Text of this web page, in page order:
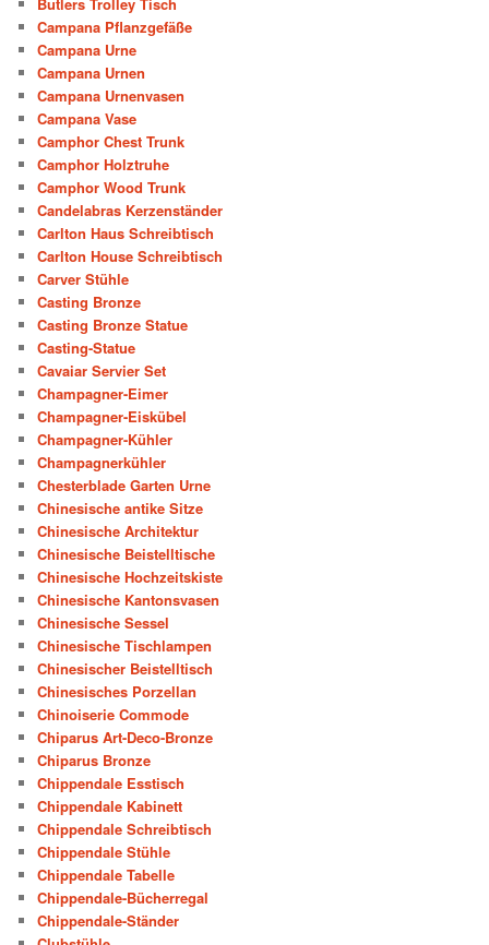
Campana Pflanzgefäße
Campana Urne
Campana Urnen
Campana Urnenvasen
Campana Vase
Camphor Chest Trunk
Camphor Holztruhe
Camphor Wood Trunk
Candelabras Kerzenständer
Carlton Haus Schreibtisch
Carlton House Schreibtisch
Carver Stühle
Casting Bronze
Casting Bronze Statue
Casting-Statue
Cavaiar Servier Set
Champagner-Eimer
Champagner-Eiskübel
Champagner-Kühler
Champagnerkühler
Chesterblade Garten Urne
Chinesische antike Sitze
Chinesische Architektur
Chinesische Beistelltische
Chinesische Hochzeitskiste
Chinesische Kantonsvasen
Chinesische Sessel
Chinesische Tischlampen
Chinesischer Beistelltisch
Chinesisches Porzellan
Chinoiserie Commode
Chiparus Art-Deco-Bronze
Chiparus Bronze
Chippendale Esstisch
Chippendale Kabinett
Chippendale Schreibtisch
Chippendale Stühle
Chippendale Tabelle
Chippendale-Bücherregal
Chippendale-Ständer